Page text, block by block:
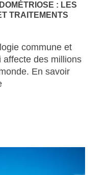
: LES
TRAITEMENTS
commune et
affecte des millions
En savoir